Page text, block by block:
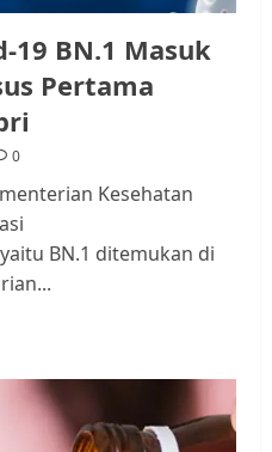
19 BN.1 Masuk
Pertama
0
Kesehatan
BN.1 ditemukan di